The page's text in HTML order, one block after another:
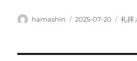
投
hamashin
投
2025-07-20
カ
礼拝